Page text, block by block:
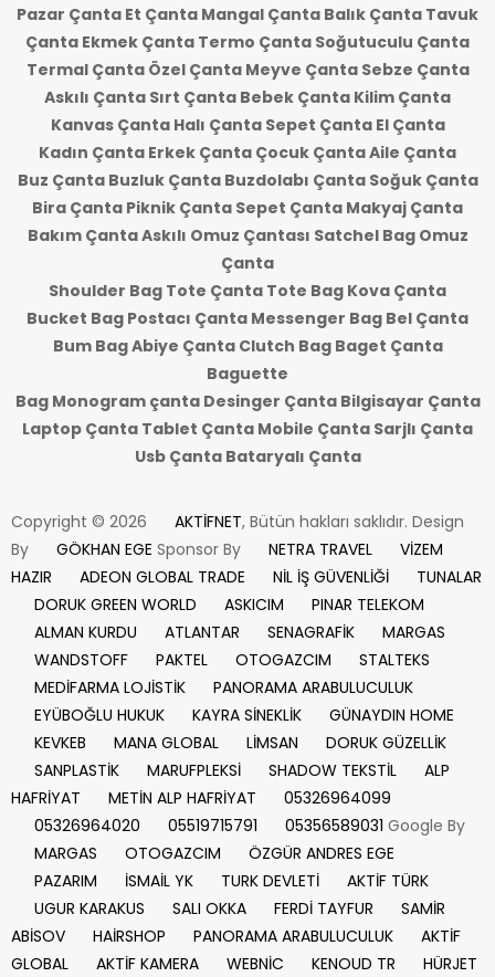
Pazar Çanta Et Çanta Mangal Çanta Balık Çanta Tavuk
Çanta Ekmek Çanta Termo Çanta Soğutuculu Çanta
Termal Çanta Özel Çanta Meyve Çanta Sebze Çanta
Askılı Çanta Sırt Çanta Bebek Çanta Kilim Çanta
Kanvas Çanta Halı Çanta Sepet Çanta El Çanta
Kadın Çanta Erkek Çanta Çocuk Çanta Aile Çanta
Buz Çanta Buzluk Çanta Buzdolabı Çanta Soğuk Çanta
Bira Çanta Piknik Çanta Sepet Çanta Makyaj Çanta
Bakım Çanta Askılı Omuz Çantası Satchel Bag Omuz
Çanta
Shoulder Bag Tote Çanta Tote Bag Kova Çanta
Bucket Bag Postacı Çanta Messenger Bag Bel Çanta
Bum Bag Abiye Çanta Clutch Bag Baget Çanta
Baguette
Bag Monogram çanta Desinger Çanta Bilgisayar Çanta
Laptop Çanta Tablet Çanta Mobile Çanta Sarjlı Çanta
Usb Çanta Bataryalı Çanta
Copyright © 2026 AKTİFNET, Bütün hakları saklıdır. Design
By
GÖKHAN EGE Sponsor By NETRA TRAVEL
VİZEM
HAZIR
ADEON GLOBAL TRADE NİL İŞ GÜVENLİĞİ
TUNALAR
DORUK GREEN WORLD
ASKICIM
PINAR TELEKOM
ALMAN KURDU
ATLANTAR SENAGRAFİK
MARGAS
WANDSTOFF
PAKTEL OTOGAZCIM
STALTEKS
MEDİFARMA LOJİSTİK
PANORAMA ARABULUCULUK
EYÜBOĞLU HUKUK
KAYRA SİNEKLİK
GÜNAYDIN HOME
KEVKEB
MANA GLOBAL LİMSAN
DORUK GÜZELLİK
SANPLASTİK
MARUFPLEKSİ SHADOW TEKSTİL
ALP
HAFRİYAT
METİN ALP HAFRİYAT
05326964099
05326964020
05519715791 05356589031 Google By
MARGAS
OTOGAZCIM
ÖZGÜR ANDRES EGE
PAZARIM
İSMAİL YK TURK DEVLETİ
AKTİF TÜRK
UGUR KARAKUS
SALI OKKA FERDİ TAYFUR
SAMİR
ABİSOV
HAİRSHOP PANORAMA ARABULUCULUK
AKTİF
GLOBAL
AKTİF KAMERA WEBNİC KENOUD TR
HÜRJET